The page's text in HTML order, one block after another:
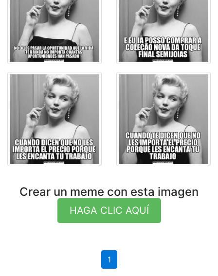
Crear un meme con esta imagen
HAGA CLIC AQUÍ
1